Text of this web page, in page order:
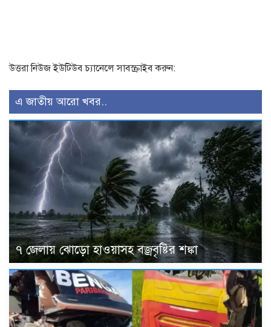
উত্তরা নিউজ ইউটিউব চ্যানেলে সাবস্ক্রাইব করুন:
এ জাতীয় আরো খবর..
৭ জেলায় ঝোড়ো হাওয়াসহ বজ্রবৃষ্টির শঙ্কা